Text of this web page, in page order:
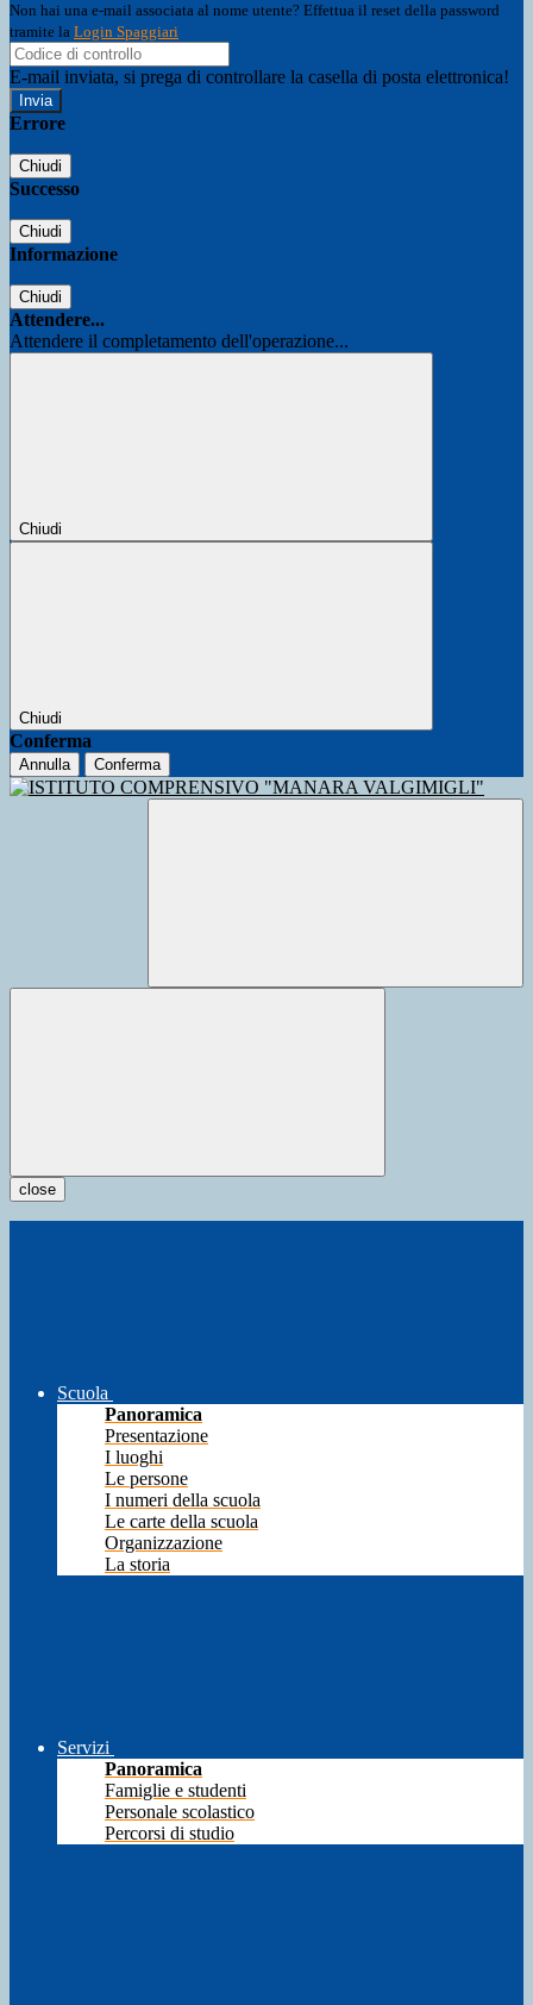
Non hai una e-mail associata al nome utente? Effettua il reset della password
tramite la Login Spaggiari
E-mail inviata, si prega di controllare la casella di posta elettronica!
Errore
Chiudi
Successo
Chiudi
Informazione
Chiudi
Attendere...
Attendere il completamento dell'operazione...
Chiudi
Chiudi
Conferma
Annulla Conferma
close
Scuola
Panoramica
Presentazione
I luoghi
Le persone
I numeri della scuola
Le carte della scuola
Organizzazione
La storia
Servizi
Panoramica
Famiglie e studenti
Personale scolastico
Percorsi di studio